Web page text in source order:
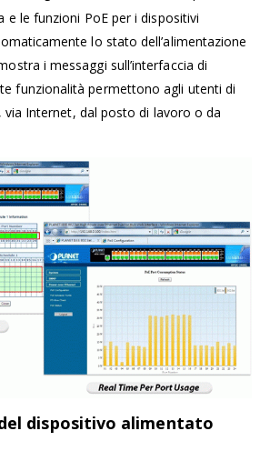
e le funzioni PoE per i dispositivi
lo stato dell’alimentazione
i messaggi sull’interfaccia di
funzionalità permettono agli utenti di
via Internet, dal posto di lavoro o da
dispositivo alimentato